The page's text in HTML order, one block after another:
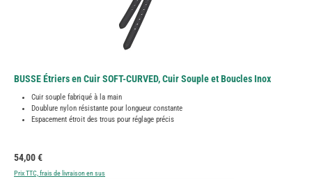
BUSSE Étriers en Cuir SOFT-CURVED, Cuir Souple et Boucles Inox
Cuir souple fabriqué à la main
Doublure nylon résistante pour longueur constante
Espacement étroit des trous pour réglage précis
Prix régulier :
54,00 €
Prix TTC, frais de livraison en sus